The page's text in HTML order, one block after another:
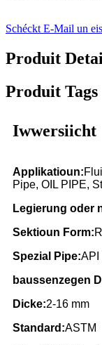
Schéckt E-Mail un eis
Produit
Produit Tags
Iwwersiicht
Applikatioun:
Pipe, OIL PIPE,
Legierung oder
Sektioun Form:
Spezial Pipe:API
baussenzegen
Dicke:2-16 mm
Standard:ASTM